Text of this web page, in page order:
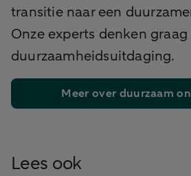
transitie naar een
Onze experts denken
duurzaamheidsuitdaging.
Meer over duurzaam
Lees ook